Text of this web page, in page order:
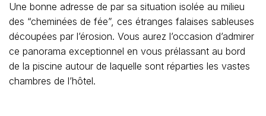
Une bonne adresse de par sa situation isolée au milieu
des “cheminées de fée”, ces étranges falaises sableuses
découpées par l’érosion. Vous aurez l’occasion d’admirer
ce panorama exceptionnel en vous prélassant au bord
de la piscine autour de laquelle sont réparties les vastes
chambres de l’hôtel.